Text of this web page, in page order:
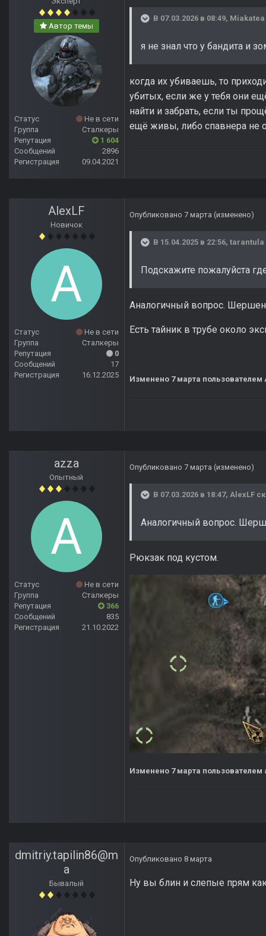
Автор темы
Статус
Не в сети
Группа
Сталкеры
Репутация
1 604
Сообщений
2896
Регистрация
09.04.2021
В 07.03.2026 в 08:49, Miakatea
я не знал что у бандита и
когда их убиваешь, то
убитых, если же у тебя они
найти и забрать, если ты
ещё живы, либо спавнера не
AlexLF
Новичок
Статус
Не в сети
Группа
Сталкеры
Репутация
0
Сообщений
17
Регистрация
16.12.2025
Опубликовано 7 марта (изменено)
В 15.04.2025 в 22:56, tarantula
Подскажите пожалуйста
Аналогичный вопрос.
Есть тайник в трубе около
Изменено 7 марта пользователем
azza
Опытный
Статус
Не в сети
Группа
Сталкеры
Репутация
366
Сообщений
835
Регистрация
21.10.2022
Опубликовано 7 марта (изменено)
В 07.03.2026 в 18:47, AlexLF
Аналогичный вопрос.
Рюкзак под кустом.
Изменено 7 марта пользователем
dmitriy.tapilin86@m
a
Бывалый
Опубликовано 8 марта
Ну вы блин и слепые прям